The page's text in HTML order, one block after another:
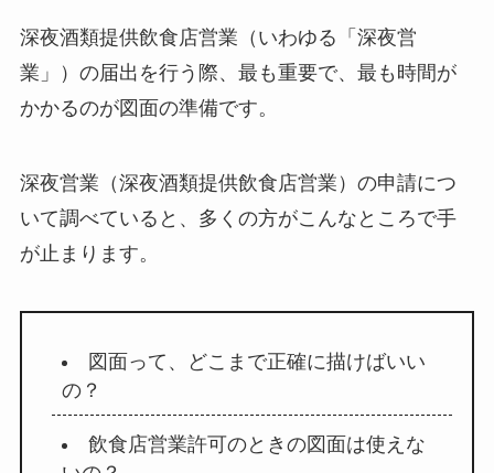
深夜酒類提供飲食店営業（いわゆる「深夜営
業」）の届出を行う際、最も重要で、最も時間が
かかるのが図面の準備です。
深夜営業（深夜酒類提供飲食店営業）の申請につ
いて調べていると、多くの方がこんなところで手
が止まります。
図面って、どこまで正確に描けばいい
の？
飲食店営業許可のときの図面は使えな